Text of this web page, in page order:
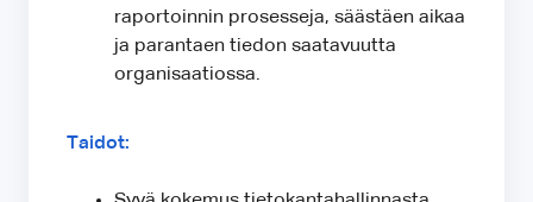
raportoinnin prosesseja, säästäen aikaa
ja parantaen tiedon saatavuutta
organisaatiossa.
Taidot: